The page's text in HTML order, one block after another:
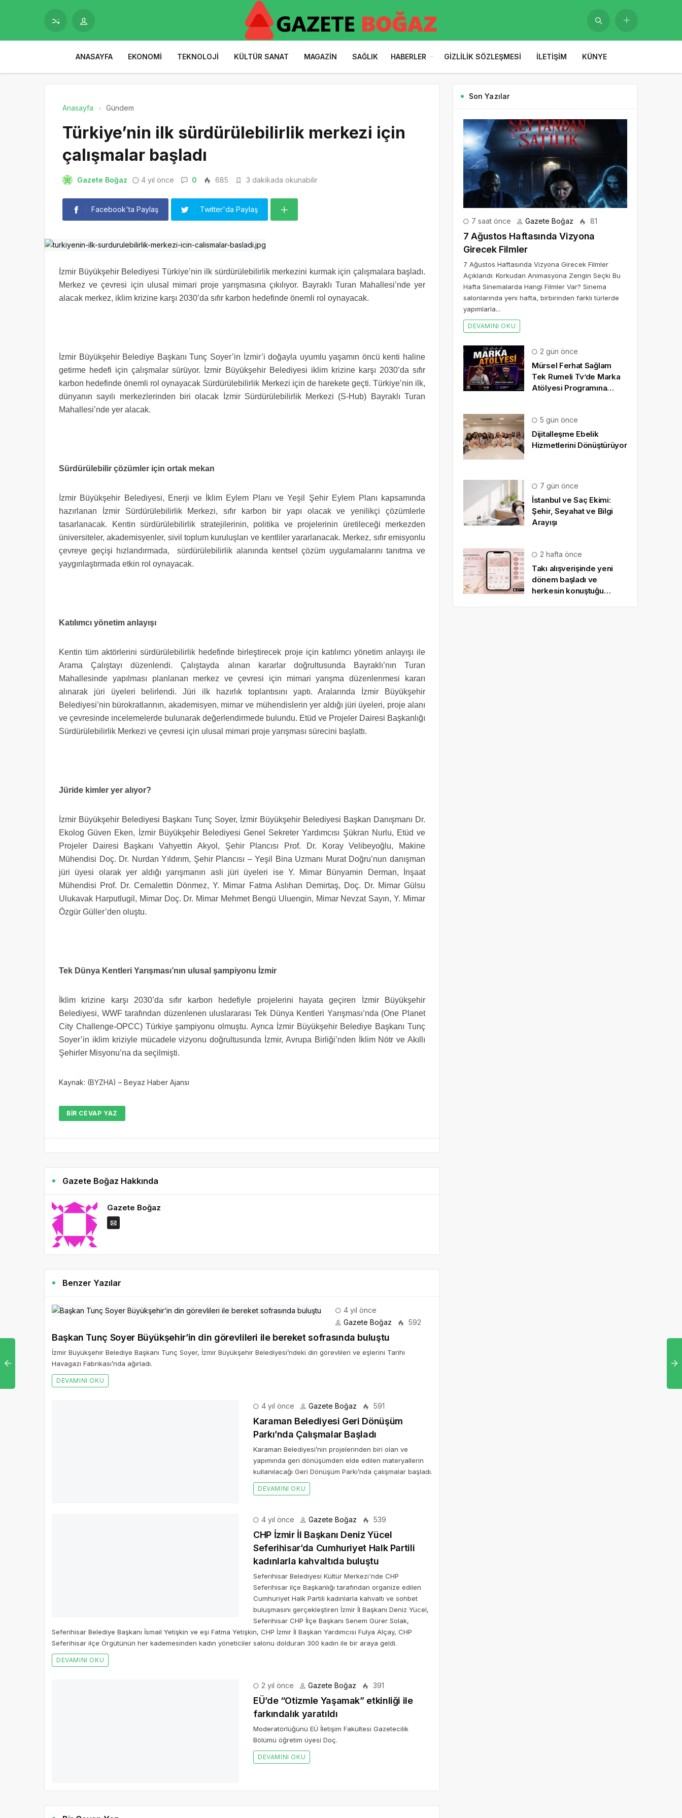
ANASAYFA EKONOMI TEKNOLOJI KÜLTÜR SANAT MAGAZIN SAĞLIK HABERLER GIZLILIK SÖZLEŞMESI İLETIŞIM KÜNYE
Anasayfa Gündem
Türkiye’nin ilk sürdürülebilirlik merkezi için
çalışmalar başladı
Gazete Boğaz 4 yıl önce 0 685 3 dakikada okunabilir
Facebook'ta Paylaş Twitter'da Paylaş
İzmir Büyükşehir Belediyesi Türkiye’nin ilk sürdürülebilirlik merkezini kurmak için çalışmalara başladı.
Merkez ve çevresi için ulusal mimari proje yarışmasına çıkılıyor. Bayraklı Turan Mahallesi’nde yer
alacak merkez, iklim krizine karşı 2030’da sıfır karbon hedefinde önemli rol oynayacak.
İzmir Büyükşehir Belediye Başkanı Tunç Soyer’in İzmir’i doğayla uyumlu yaşamın öncü kenti haline
getirme hedefi için çalışmalar sürüyor. İzmir Büyükşehir Belediyesi iklim krizine karşı 2030’da sıfır
karbon hedefinde önemli rol oynayacak Sürdürülebilirlik Merkezi için de harekete geçti. Türkiye’nin ilk,
dünyanın sayılı merkezlerinden biri olacak İzmir Sürdürülebilirlik Merkezi (S-Hub) Bayraklı Turan
Mahallesi’nde yer alacak.
Sürdürülebilir çözümler için ortak mekan
İzmir Büyükşehir Belediyesi, Enerji ve İklim Eylem Planı ve Yeşil Şehir Eylem Planı kapsamında
hazırlanan İzmir Sürdürülebilirlik Merkezi, sıfır karbon bir yapı olacak ve yenilikçi çözümlerle
tasarlanacak. Kentin sürdürülebilirlik stratejilerinin, politika ve projelerinin üretileceği merkezden
üniversiteler, akademisyenler, sivil toplum kuruluşları ve kentliler yararlanacak. Merkez, sıfır emisyonlu
çevreye geçişi hızlandırmada, sürdürülebilirlik alanında kentsel çözüm uygulamalarını tanıtma ve
yaygınlaştırmada etkin rol oynayacak.
Katılımcı yönetim anlayışı
Kentin tüm aktörlerini sürdürülebilirlik hedefinde birleştirecek proje için katılımcı yönetim anlayışı ile
Arama Çalıştayı düzenlendi. Çalıştayda alınan kararlar doğrultusunda Bayraklı’nın Turan
Mahallesinde yapılması planlanan merkez ve çevresi için mimari yarışma düzenlenmesi kararı
alınarak jüri üyeleri belirlendi. Jüri ilk hazırlık toplantısını yaptı. Aralarında İzmir Büyükşehir
Belediyesi’nin bürokratlarının, akademisyen, mimar ve mühendislerin yer aldığı jüri üyeleri, proje alanı
ve çevresinde incelemelerde bulunarak değerlendirmede bulundu. Etüd ve Projeler Dairesi Başkanlığı
Sürdürülebilirlik Merkezi ve çevresi için ulusal mimari proje yarışması sürecini başlattı.
Jüride kimler yer alıyor?
İzmir Büyükşehir Belediyesi Başkanı Tunç Soyer, İzmir Büyükşehir Belediyesi Başkan Danışmanı Dr.
Ekolog Güven Eken, İzmir Büyükşehir Belediyesi Genel Sekreter Yardımcısı Şükran Nurlu, Etüd ve
Projeler Dairesi Başkanı Vahyettin Akyol, Şehir Plancısı Prof. Dr. Koray Velibeyoğlu, Makine
Mühendisi Doç. Dr. Nurdan Yıldırım, Şehir Plancısı – Yeşil Bina Uzmanı Murat Doğru’nun danışman
jüri üyesi olarak yer aldığı yarışmanın asli jüri üyeleri ise Y. Mimar Bünyamin Derman, İnşaat
Mühendisi Prof. Dr. Cemalettin Dönmez, Y. Mimar Fatma Aslıhan Demirtaş, Doç. Dr. Mimar Gülsu
Ulukavak Harputlugil, Mimar Doç. Dr. Mimar Mehmet Bengü Uluengin, Mimar Nevzat Sayın, Y. Mimar
Özgür Güller’den oluştu.
Tek Dünya Kentleri Yarışması’nın ulusal şampiyonu İzmir
İklim krizine karşı 2030’da sıfır karbon hedefiyle projelerini hayata geçiren İzmir Büyükşehir
Belediyesi, WWF tarafından düzenlenen uluslararası Tek Dünya Kentleri Yarışması’nda (One Planet
City Challenge-OPCC) Türkiye şampiyonu olmuştu. Ayrıca İzmir Büyükşehir Belediye Başkanı Tunç
Soyer’in iklim kriziyle mücadele vizyonu doğrultusunda İzmir, Avrupa Birliği’nden İklim Nötr ve Akıllı
Şehirler Misyonu’na da seçilmişti.
Kaynak: (BYZHA) – Beyaz Haber Ajansı
BIR CEVAP YAZ
Gazete Boğaz Hakkında
Gazete Boğaz
Benzer Yazılar
4 yıl önce
Gazete Boğaz
592
Başkan Tunç Soyer Büyükşehir’in din görevlileri ile bereket sofrasında buluştu
İzmir Büyükşehir Belediye Başkanı Tunç Soyer, İzmir Büyükşehir Belediyesi’ndeki din görevlileri ve eşlerini Tarihi
Havagazı Fabrikası’nda ağırladı.
DEVAMINI OKU
4 yıl önce Gazete Boğaz 591
Karaman Belediyesi Geri Dönüşüm
Parkı’nda Çalışmalar Başladı
Karaman Belediyesi’nin projelerinden biri olan ve
yapımında geri dönüşümden elde edilen materyallerin
kullanılacağı Geri Dönüşüm Parkı’nda çalışmalar başladı.
DEVAMINI OKU
4 yıl önce Gazete Boğaz 539
CHP İzmir İl Başkanı Deniz Yücel
Seferihisar’da Cumhuriyet Halk Partili
kadınlarla kahvaltıda buluştu
Seferihisar Belediyesi Kültür Merkezi'nde CHP
Seferihisar ilçe Başkanlığı tarafından organize edilen
Cumhuriyet Halk Partili kadınlarla kahvaltı ve sohbet
buluşmasını gerçekleştiren İzmir İl Başkanı Deniz Yücel,
Seferihisar CHP İlçe Başkanı Senem Gürer Solak,
Seferihisar Belediye Başkanı İsmail Yetişkin ve eşi Fatma Yetişkin, CHP İzmir İl Başkan Yardımcısı Fulya Alçay, CHP
Seferihisar ilçe Örgütünün her kademesinden kadın yöneticiler salonu dolduran 300 kadın ile bir araya geldi.
DEVAMINI OKU
2 yıl önce Gazete Boğaz 391
EÜ’de “Otizmle Yaşamak” etkinliği ile farkındalık yaratıldı
Moderatörlüğünü EÜ İletişim Fakültesi Gazetecilik Bölümü öğretim üyesi Doç.
E-posta hesabınız yayımlanmayacak. Gerekli alanlar işaretlendi*
Son Yazılar
7 saat önce Gazete Boğaz 81
7 Ağustos Haftasında Vizyona
Girecek Filmler
7 Ağustos Haftasında Vizyona Girecek Filmler
Açıklandı: Korkudan Animasyona Zengin Seçki Bu
Hafta Sinemalarda Hangi Filmler Var? Sinema
salonlarında yeni hafta, birbirinden farklı türlerde
yapımlarla...
DEVAMINI OKU
2 gün önce
Mürsel Ferhat Sağlam
Tek Rumeli Tv’de Marka
Atölyesi Programına
5 gün önce
Dijitalleşme Ebelik
Hizmetlerini Dönüştürüyor
7 gün önce
İstanbul ve Saç Ekimi:
Şehir, Seyahat ve Bilgi
Arayışı
2 hafta önce
Takı alışverişinde yeni
dönem başladı ve
herkesin konuştuğu